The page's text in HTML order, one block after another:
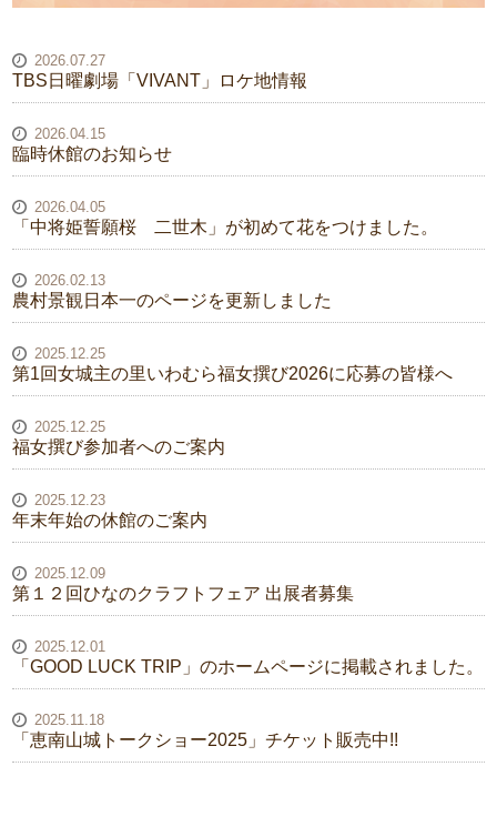
2026.07.27
TBS日曜劇場「VIVANT」ロケ地情報
2026.04.15
臨時休館のお知らせ
2026.04.05
「中将姫誓願桜 二世木」が初めて花をつけました。
2026.02.13
農村景観日本一のページを更新しました
2025.12.25
第1回女城主の里いわむら福女撰び2026に応募の皆様へ
2025.12.25
福女撰び参加者へのご案内
2025.12.23
年末年始の休館のご案内
2025.12.09
第１２回ひなのクラフトフェア 出展者募集
2025.12.01
「GOOD LUCK TRIP」のホームページに掲載されました。
2025.11.18
「恵南山城トークショー2025」チケット販売中!!